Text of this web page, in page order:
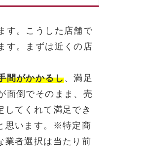
す。こうした店舗で
す。まずは近くの店
間がかかるし、満足
面倒でそのまま、売
てくれて満足でき
思います。※特定商
業者選択は当たり前